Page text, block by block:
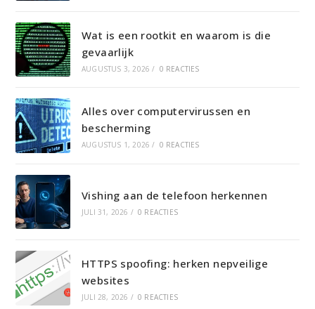
Wat is een rootkit en waarom is die
gevaarlijk
AUGUSTUS 3, 2026 / 0 REACTIES
Alles over computervirussen en
bescherming
AUGUSTUS 1, 2026 / 0 REACTIES
Vishing aan de telefoon herkennen
JULI 31, 2026 / 0 REACTIES
HTTPS spoofing: herken nepveilige
websites
JULI 28, 2026 / 0 REACTIES